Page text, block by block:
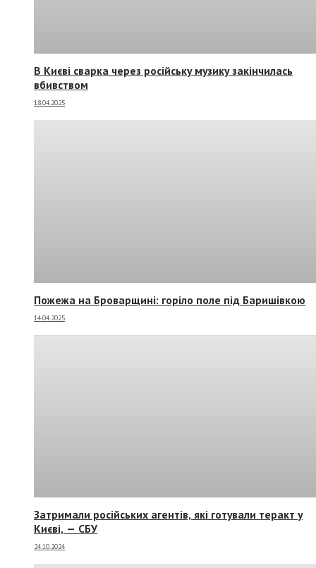
В Києві сварка через російську музику закінчилась
вбивством
18.04.2025
Пожежа на Броварщині: горіло поле під Баришівкою
14.04.2025
Затримали російських агентів, які готували теракт у
Києві, — СБУ
24.10.2024